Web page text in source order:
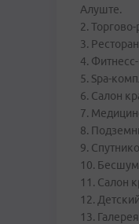
Алуште.
2.
3.
4.
5. Spa-
6. Салон
7.
8.
9.
10.
11. Салон
12.
13.